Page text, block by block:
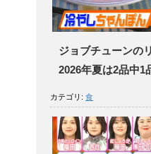
ジョブチューンの
2026年夏は2品中1
カテゴリ: 食